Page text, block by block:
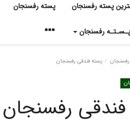
پسته رفسنجان پسته رفسنجان
رفسنجان
رفسنجان پسته فندقی رفسنجان
رفسنجان پسته رفسنجان